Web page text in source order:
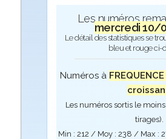
Les numéros
mercredi 10/
Le détail des statistiques se
bleu et rouge ci-
Numéros à
Les numéros sortis le
tirages).
Min : 212 / Moy : 238 / Max :